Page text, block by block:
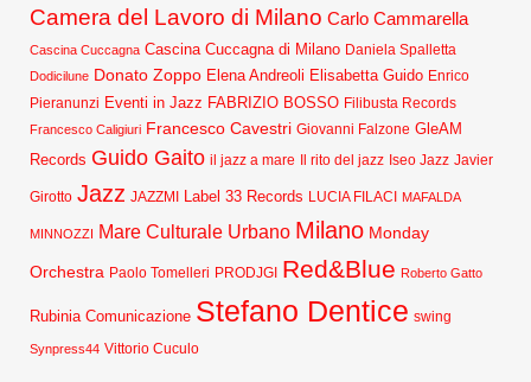
Camera del Lavoro di Milano Carlo Cammarella
Cascina Cuccagna Cascina Cuccagna di Milano Daniela Spalletta
Dodicilune Donato Zoppo Elena Andreoli Elisabetta Guido Enrico
Pieranunzi Eventi in Jazz FABRIZIO BOSSO Filibusta Records
Francesco Caligiuri Francesco Cavestri Giovanni Falzone GleAM
Records Guido Gaito il jazz a mare Il rito del jazz Iseo Jazz Javier
Girotto Jazz JAZZMI Label 33 Records LUCIA FILACI MAFALDA
MINNOZZI Mare Culturale Urbano Milano Monday
Orchestra Paolo Tomelleri PRODJGI Red&Blue Roberto Gatto
Rubinia Comunicazione Stefano Dentice swing
Synpress44 Vittorio Cuculo